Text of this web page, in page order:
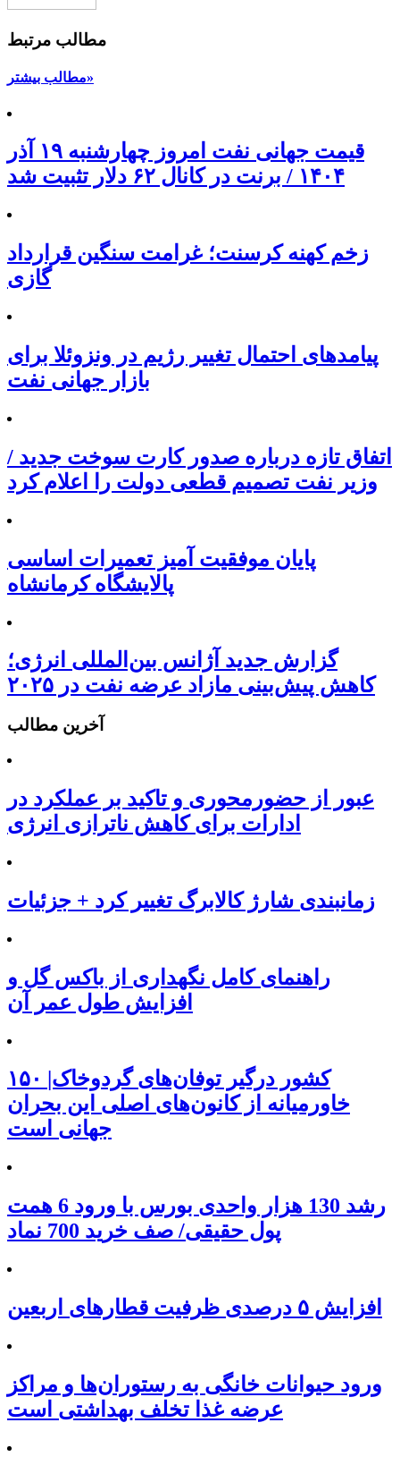
مطالب مرتبط
مطالب بیشتر»
قیمت جهانی نفت امروز چهارشنبه ۱۹ آذر
۱۴۰۴ / برنت در کانال ۶۲ دلار تثبیت شد
زخم کهنه کرسنت؛ غرامت سنگین قرارداد
گازی
پیامدهای احتمال تغییر رژیم در ونزوئلا برای
بازار جهانی نفت
اتفاق تازه درباره صدور کارت سوخت جدید /
وزیر نفت تصمیم قطعی دولت را اعلام کرد
پایان موفقیت آمیز تعمیرات اساسی
پالایشگاه کرمانشاه
گزارش جدید آژانس بین‌المللی انرژی؛
کاهش پیش‌بینی مازاد عرضه نفت در ۲۰۲۵
آخرین مطالب
عبور از حضورمحوری و تاکید بر عملکرد در
ادارات برای کاهش ناترازی انرژی
زمانبندی شارژ کالابرگ تغییر کرد + جزئیات
راهنمای کامل نگهداری از باکس گل و
افزایش طول عمر آن
۱۵۰ کشور درگیر توفان‌های گردوخاک|
خاورمیانه از کانون‌های اصلی این بحران
جهانی است
رشد 130 هزار واحدی بورس با ورود 6 همت
پول حقیقی/ صف خرید 700 نماد
افزایش ۵ درصدی ظرفیت قطارهای اربعین
ورود حیوانات خانگی به رستوران‌ها و مراکز
عرضه غذا تخلف بهداشتی است